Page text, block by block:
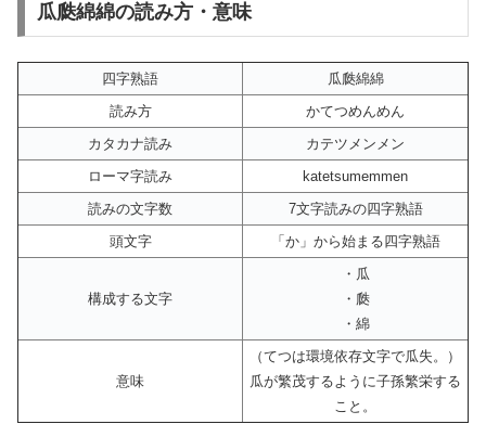
瓜瓞綿綿の読み方・意味
四字熟語
瓜瓞綿綿
読み方
かてつめんめん
カタカナ読み
カテツメンメン
ローマ字読み
katetsumemmen
読みの文字数
7文字読みの四字熟語
頭文字
「か」から始まる四字熟語
構成する文字
・瓜
・瓞
・綿
意味
（てつは環境依存文字で瓜失。）
瓜が繁茂するように子孫繁栄する
こと。